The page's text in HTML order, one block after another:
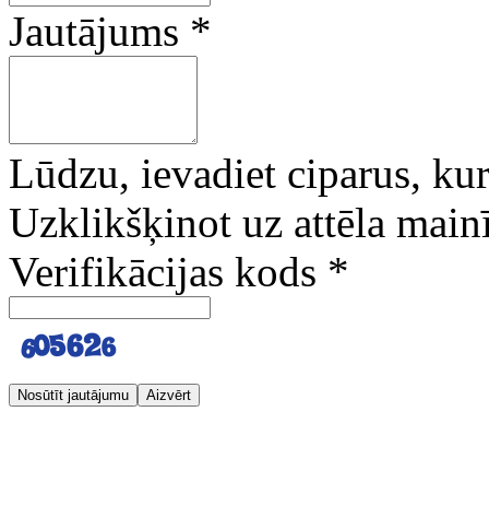
Jautājums *
Lūdzu, ievadiet ciparus,
Uzklikšķinot uz attēla
Verifikācijas kods *
Nosūtīt jautājumu Aizvērt